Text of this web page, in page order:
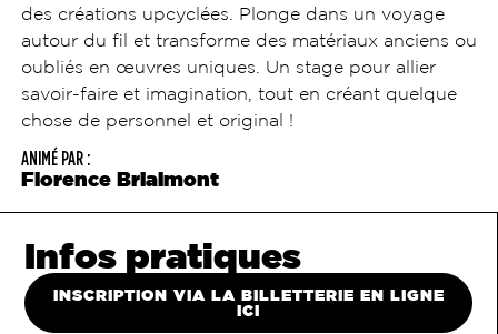
des créations upcyclées. Plonge dans un voyage
autour du fil et transforme des matériaux anciens ou
oubliés en œuvres uniques. Un stage pour allier
savoir-faire et imagination, tout en créant quelque
chose de personnel et original !
ANIMÉ PAR :
Florence Brialmont
Infos pratiques
INSCRIPTION VIA LA BILLETTERIE EN LIGNE
ICI